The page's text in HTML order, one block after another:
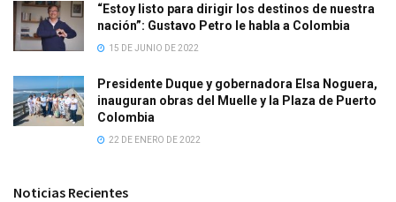
“Estoy listo para dirigir los destinos de nuestra
nación”: Gustavo Petro le habla a Colombia
15 DE JUNIO DE 2022
Presidente Duque y gobernadora Elsa Noguera,
inauguran obras del Muelle y la Plaza de Puerto
Colombia
22 DE ENERO DE 2022
Noticias Recientes